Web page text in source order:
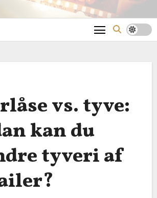
vs. tyve:
kan du
tyveri af